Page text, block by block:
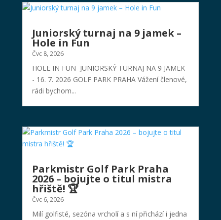
Juniorský turnaj na 9 jamek –
Hole in Fun
Čvc 8, 2026
HOLE IN FUN JUNIORSKÝ TURNAJ NA 9 JAMEK
- 16. 7. 2026 GOLF PARK PRAHA Vážení členové,
rádi bychom...
Parkmistr Golf Park Praha
2026 – bojujte o titul mistra
hřiště! 🏆
Čvc 6, 2026
Milí golfisté, sezóna vrcholí a s ní přichází i jedna